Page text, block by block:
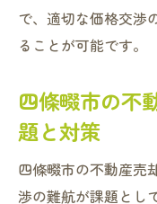
で、適切な価格交渉
ることが可能です。
四條畷市の不
題と対策
四條畷市の不動産売
渉の難航が課題とし